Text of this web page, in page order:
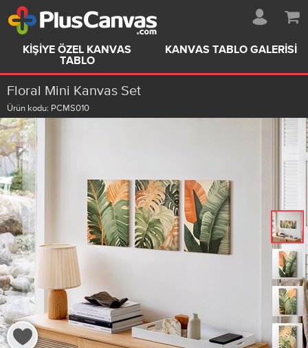
KIŞIYE ÖZEL KANVAS
TABLO
KANVAS TABLO GALERISI
Floral Mini Kanvas Set
Ürün kodu: PCMS010